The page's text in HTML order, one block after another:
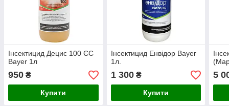
Інсектицид Децис 100 ЄС
Bayer 1л
950 ₴
Купити
Інсектицид Енвідор Bayer
1л.
1 300₴
Купити
5